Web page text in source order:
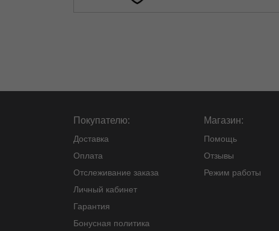
Покупателю:
Доставка
Оплата
Отслеживание заказа
Личный кабинет
Гарантия
Бонусная политика
Магазин:
Помощь
Отзывы
Режим работы